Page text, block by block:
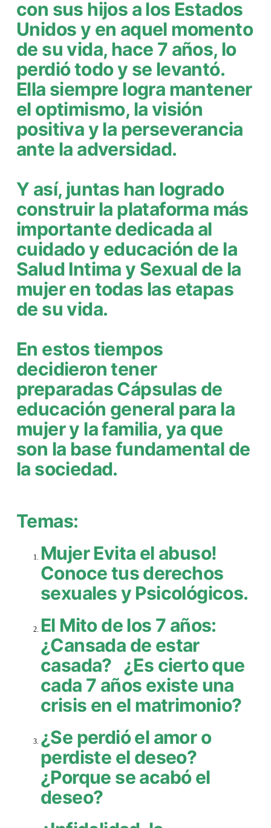
con sus hijos a los Estados
Unidos y en aquel momento
de su vida, hace 7 años, lo
perdió todo y se levantó.
Ella siempre logra mantener
el optimismo, la visión
positiva y la perseverancia
ante la adversidad.
Y así, juntas han logrado
construir la plataforma más
importante dedicada al
cuidado y educación de la
Salud Intima y Sexual de la
mujer en todas las etapas
de su vida.
En estos tiempos
decidieron tener
preparadas Cápsulas de
educación general para la
mujer y la familia, ya que
son la base fundamental de
la sociedad.
Temas:
Mujer Evita el abuso!
Conoce tus derechos
sexuales y Psicológicos.
El Mito de los 7 años:
¿Cansada de estar
casada? ¿Es cierto que
cada 7 años existe una
crisis en el matrimonio?
¿Se perdió el amor o
perdiste el deseo?
¿Porque se acabó el
deseo?